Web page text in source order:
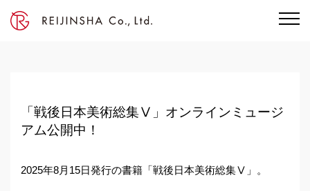
「戦後日本美術総集Ⅴ」オンラインミュージ
アム公開中！
2025年8月15日発行の書籍「戦後日本美術総集Ⅴ」。